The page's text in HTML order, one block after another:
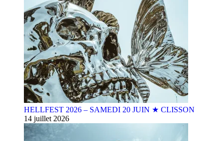
HELLFEST 2026 – SAMEDI 20 JUIN ★ CLISSON
14 juillet 2026